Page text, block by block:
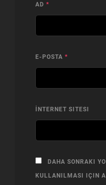
AD *
E-POSTA *
İNTERNET SITESI
DAHA SONRAKI
KULLANILMASI IÇIN